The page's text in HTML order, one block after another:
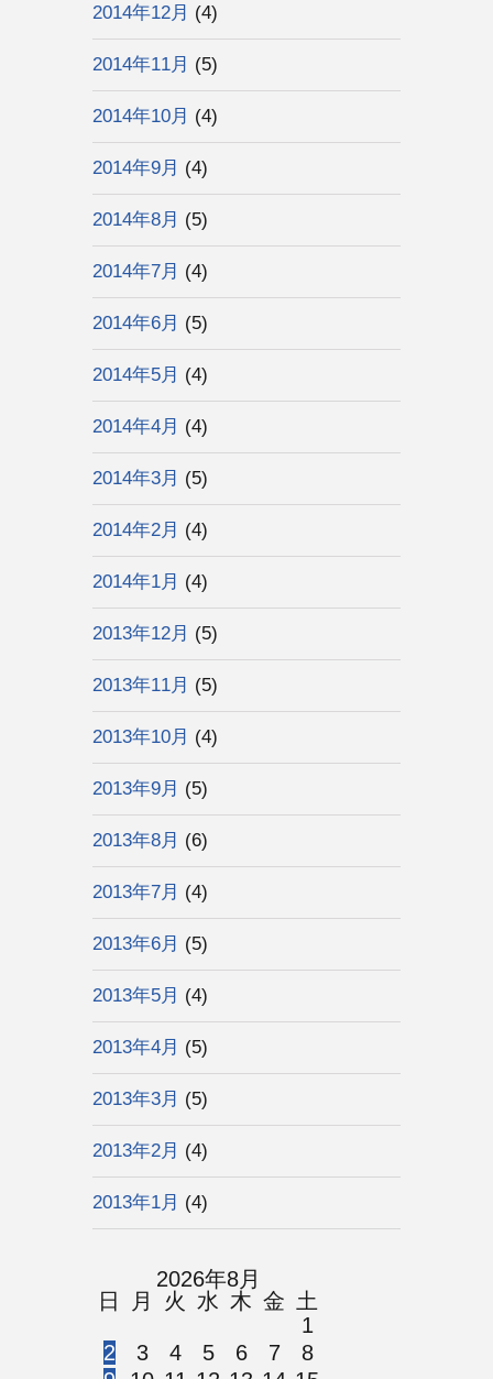
2014年12月 (4)
2014年11月 (5)
2014年10月 (4)
2014年9月 (4)
2014年8月 (5)
2014年7月 (4)
2014年6月 (5)
2014年5月 (4)
2014年4月 (4)
2014年3月 (5)
2014年2月 (4)
2014年1月 (4)
2013年12月 (5)
2013年11月 (5)
2013年10月 (4)
2013年9月 (5)
2013年8月 (6)
2013年7月 (4)
2013年6月 (5)
2013年5月 (4)
2013年4月 (5)
2013年3月 (5)
2013年2月 (4)
2013年1月 (4)
2026年8月
日
月 火 水 木 金 土
1
2
3 4 5 6 7
8